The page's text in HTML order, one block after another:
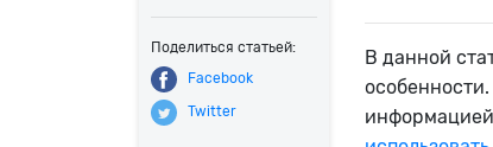
Поделиться статьей:
Facebook
Twitter
В данной
информацией